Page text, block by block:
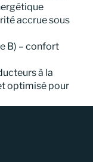
accrue sous
B) – confort
à la
optimisé pour